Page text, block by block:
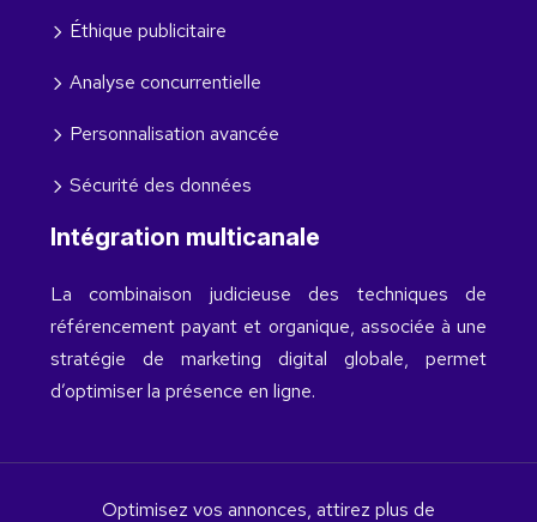
Éthique publicitaire
Analyse concurrentielle
Personnalisation avancée
Sécurité des données
Intégration multicanale
La combinaison judicieuse des techniques de
référencement payant et organique, associée à une
stratégie de marketing digital globale, permet
d’optimiser la présence en ligne.
Optimisez vos annonces, attirez plus de